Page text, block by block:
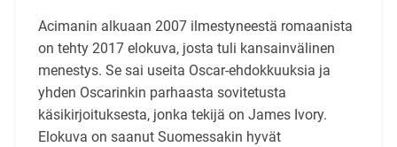
Acimanin alkuaan 2007 ilmestyneestä romaanista
on tehty 2017 elokuva, josta tuli kansainvälinen
menestys. Se sai useita Oscar-ehdokkuuksia ja
yhden Oscarinkin parhaasta sovitetusta
käsikirjoituksesta, jonka tekijä on James Ivory.
Elokuva on saanut Suomessakin hyvät